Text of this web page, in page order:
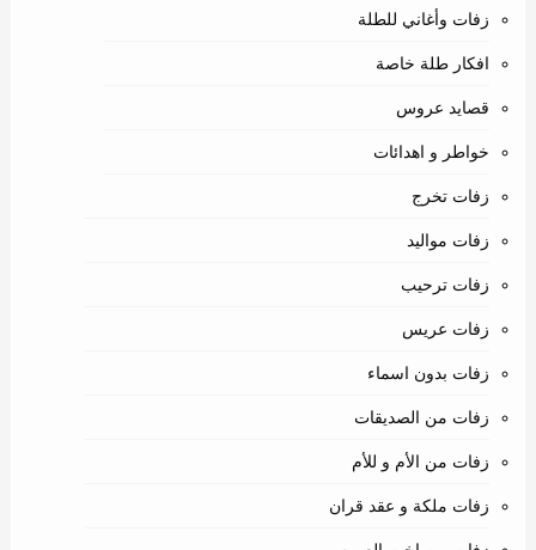
زفات وأغاني للطلة
افكار طلة خاصة
قصايد عروس
خواطر و اهدائات
زفات تخرج
زفات مواليد
زفات ترحيب
زفات عريس
زفات بدون اسماء
زفات من الصديقات
زفات من الأم و للأم
زفات ملكة و عقد قران